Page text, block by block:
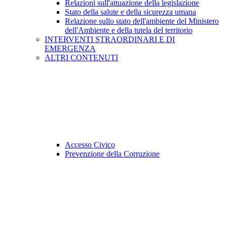
Relazioni sull'attuazione della legislazione
Stato della salute e della sicurezza umana
Relazione sullo stato dell'ambiente del Ministero
dell'Ambiente e della tutela del territorio
INTERVENTI STRAORDINARI E DI
EMERGENZA
ALTRI CONTENUTI
Accesso Civico
Prevenzione della Corruzione